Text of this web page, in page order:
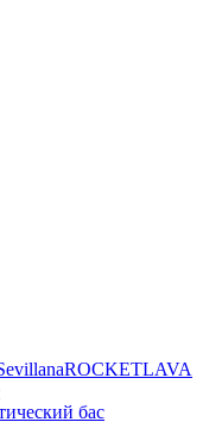
ROCKETLAVA
бас